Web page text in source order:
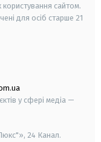
сайтом.
для осіб старше 21
у сфері медіа —
24 Канал.